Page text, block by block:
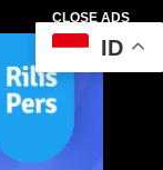
CLOSE ADS
ID